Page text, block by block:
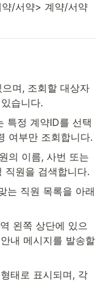
/서약> 계약/서약
며, 조회할 대상자
습니다.
특정 계약ID를 선택
여부만 조회합니다.
의 이름, 사번 또는
직원을 검색합니다.
는 직원 목록을 아래
왼쪽 상단에 있으
내 메시지를 발송할
태로 표시되며, 각